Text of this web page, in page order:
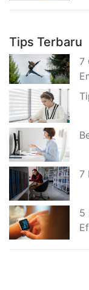
Tips Terbaru
7
7
5